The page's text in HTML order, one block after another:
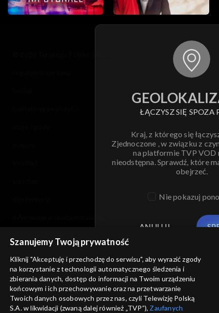
ŁĄCZYSZ SIĘ SPOZA
Kraj, z którego się
Zjednoczone , w związku z
na platformie TVP VOD
nieodstępna. Sprawdź, które
obejrzeć.
Nie pokazuj
ANULUJ
Szanujemy Twoją prywatność
Kliknij "Akceptuję i przechodzę do serwisu", aby wyrazić zgody
na korzystanie z technologii automatycznego śledzenia i
zbierania danych, dostęp do informacji na Twoim urządzeniu
końcowym i ich przechowywanie oraz na przetwarzanie
Twoich danych osobowych przez nas, czyli Telewizję Polską
S.A. w likwidacji (zwaną dalej również „TVP”), Zaufanych